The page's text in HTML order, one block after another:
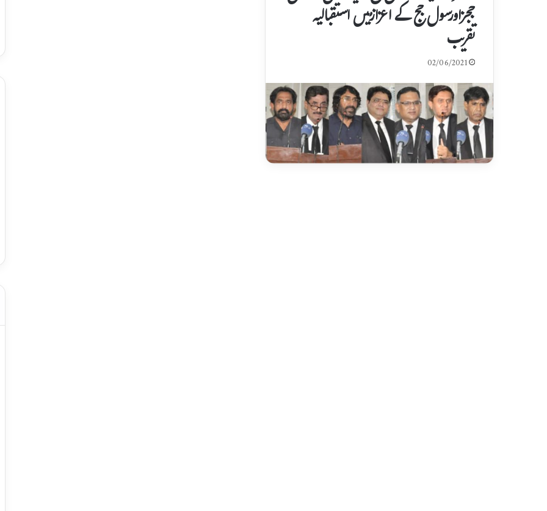
ججزاورسول جج کے اعزازمیں استقبالیہ
تقریب
02/06/2021